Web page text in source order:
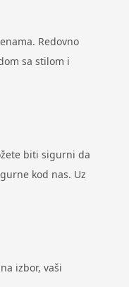
Redovno
sa stilom i
biti sigurni da
kod nas. Uz
izbor, vaši